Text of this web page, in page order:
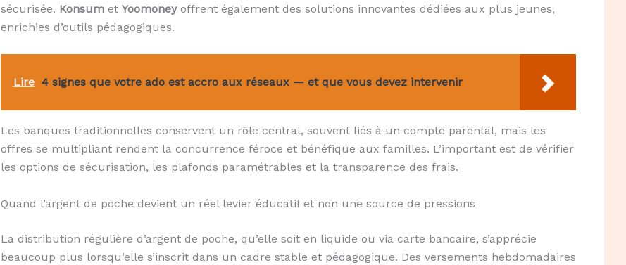
sécurisée. Konsumet Yoomoneyoffrent également des solutions innovantes dédiées aux plus jeunes,
enrichies d’outils pédagogiques.
Lire 4 signes que votre ado est accro aux réseaux — et que vous devez intervenir
Les banques traditionnelles conservent un rôle central, souvent liés à un compte parental, mais les
offres se multipliant rendent la concurrence féroce et bénéfique aux familles. L’important est de vérifier
les options de sécurisation, les plafonds paramétrables et la transparence des frais.
Quand l’argent de poche devient un réel levier éducatif et non une source de pressions
La distribution régulière d’argent de poche, qu’elle soit en liquide ou via carte bancaire, s’apprécie
beaucoup plus lorsqu’elle s’inscrit dans un cadre stable et pédagogique. Des versements hebdomadaires